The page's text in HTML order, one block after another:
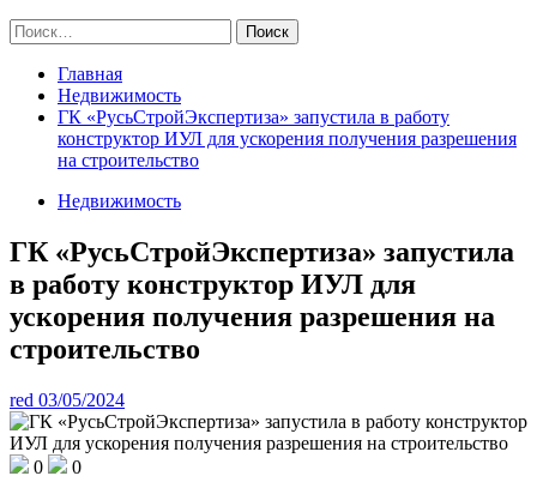
Найти:
Главная
Недвижимость
ГК «РусьСтройЭкспертиза» запустила в работу
конструктор ИУЛ для ускорения получения разрешения
на строительство
Недвижимость
ГК «РусьСтройЭкспертиза» запустила
в работу конструктор ИУЛ для
ускорения получения разрешения на
строительство
red 03/05/2024
0 0